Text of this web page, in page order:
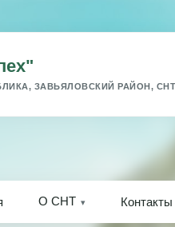
ЗАВЬЯЛОВСКИЙ РАЙОН,
О СНТ Контакты